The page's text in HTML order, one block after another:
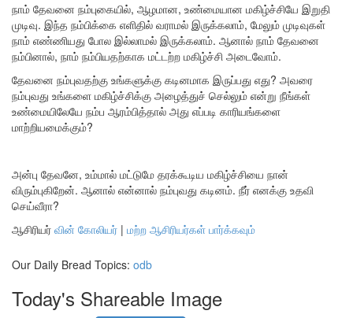
நாம் தேவனை நம்புகையில், ஆழமான, உண்மையான மகிழ்ச்சியே இறுதி
முடிவு. இந்த நம்பிக்கை எளிதில் வராமல் இருக்கலாம், மேலும் முடிவுகள்
நாம் எண்ணியது போல இல்லாமல் இருக்கலாம். ஆனால் நாம் தேவனை
நம்பினால், நாம் நம்பியதற்காக மட்டற்ற மகிழ்ச்சி அடைவோம்.
தேவனை நம்புவதற்கு உங்களுக்கு கடினமாக இருப்பது எது? அவரை
நம்புவது உங்களை மகிழ்ச்சிக்கு அழைத்துச் செல்லும் என்று நீங்கள்
உண்மையிலேயே நம்ப ஆரம்பித்தால் அது எப்படி காரியங்களை
மாற்றியமைக்கும்?
அன்பு தேவனே, உம்மால் மட்டுமே தரக்கூடிய மகிழ்ச்சியை நான்
விரும்புகிறேன். ஆனால் என்னால் நம்புவது கடினம். நீர் எனக்கு உதவி
செய்வீரா?
ஆசிரியர் வின் கோலியர் | மற்ற ஆசிரியர்கள் பார்க்கவும்
Our Daily Bread Topics: odb
Today's Shareable Image